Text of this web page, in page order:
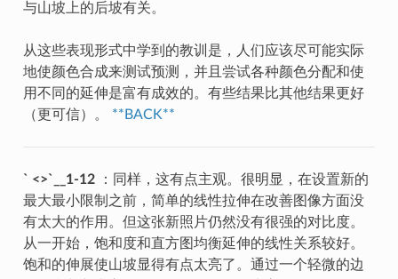
与山坡上的后坡有关。
从这些表现形式中学到的教训是，人们应该尽可能实际
地使颜色合成来测试预测，并且尝试各种颜色分配和使
用不同的延伸是富有成效的。有些结果比其他结果更好
（更可信）。 **BACK**
` <>`__1-12：同样，这有点主观。很明显，在设置新的
最大最小限制之前，简单的线性拉伸在改善图像方面没
有太大的作用。但这张新照片仍然没有很强的对比度。
从一开始，饱和度和直方图均衡延伸的线性关系较好。
饱和的伸展使山坡显得有点太亮了。通过一个轻微的边